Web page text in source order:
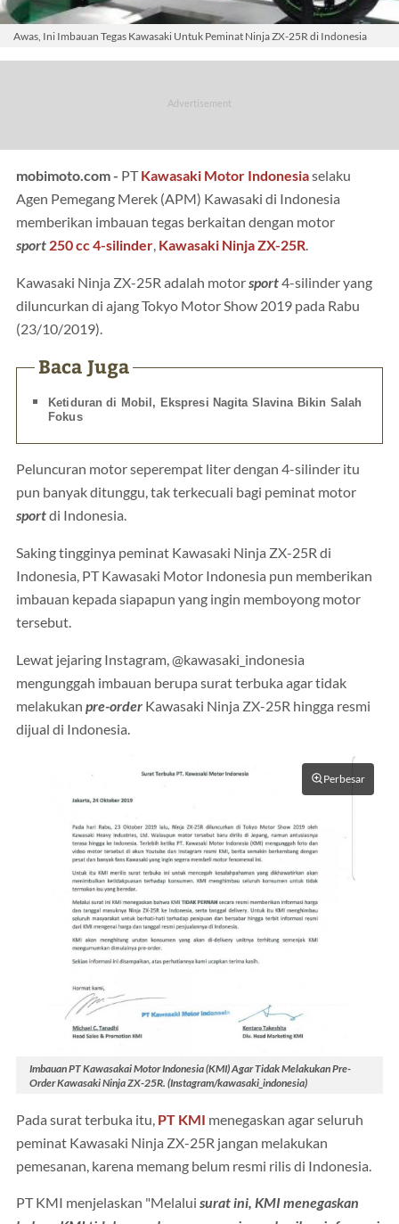
Awas, Ini Imbauan Tegas Kawasaki Untuk Peminat Ninja ZX-25R di Indonesia
mobimoto.com - PTKawasaki Motor Indonesiaselaku
Agen Pemegang Merek (APM) Kawasaki di Indonesia
memberikan imbauan tegas berkaitan dengan motor
sport 250 cc4-silinder, Kawasaki Ninja ZX-25R.
Kawasaki Ninja ZX-25R adalah motor sport4-silinder yang
diluncurkan di ajang Tokyo Motor Show 2019 pada Rabu
(23/10/2019).
Baca Juga
Ketiduran di Mobil, Ekspresi Nagita Slavina Bikin Salah
Fokus
Peluncuran motor seperempat liter dengan 4-silinder itu
pun banyak ditunggu, tak terkecuali bagi peminat motor
sportdi Indonesia.
Saking tingginya peminat Kawasaki Ninja ZX-25R di
Indonesia, PT Kawasaki Motor Indonesia pun memberikan
imbauan kepada siapapun yang ingin memboyong motor
tersebut.
Lewat jejaring Instagram, @kawasaki_indonesia
mengunggah imbauan berupa surat terbuka agar tidak
melakukan pre-order Kawasaki Ninja ZX-25R hingga resmi
dijual di Indonesia.
Perbesar
Imbauan PT Kawasakai Motor Indonesia (KMI) Agar Tidak Melakukan Pre-
Order Kawasaki Ninja ZX-25R. (Instagram/kawasaki_indonesia)
Pada surat terbuka itu, PT KMI menegaskan agar seluruh
peminat Kawasaki Ninja ZX-25R jangan melakukan
pemesanan, karena memang belum resmi rilis di Indonesia.
PT KMI menjelaskan "Melalui surat ini, KMI menegaskan